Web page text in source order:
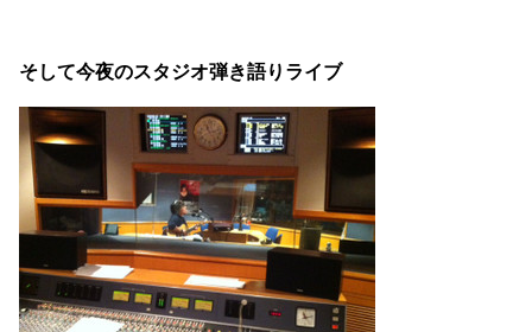
そして今夜のスタジオ弾き語りライブ